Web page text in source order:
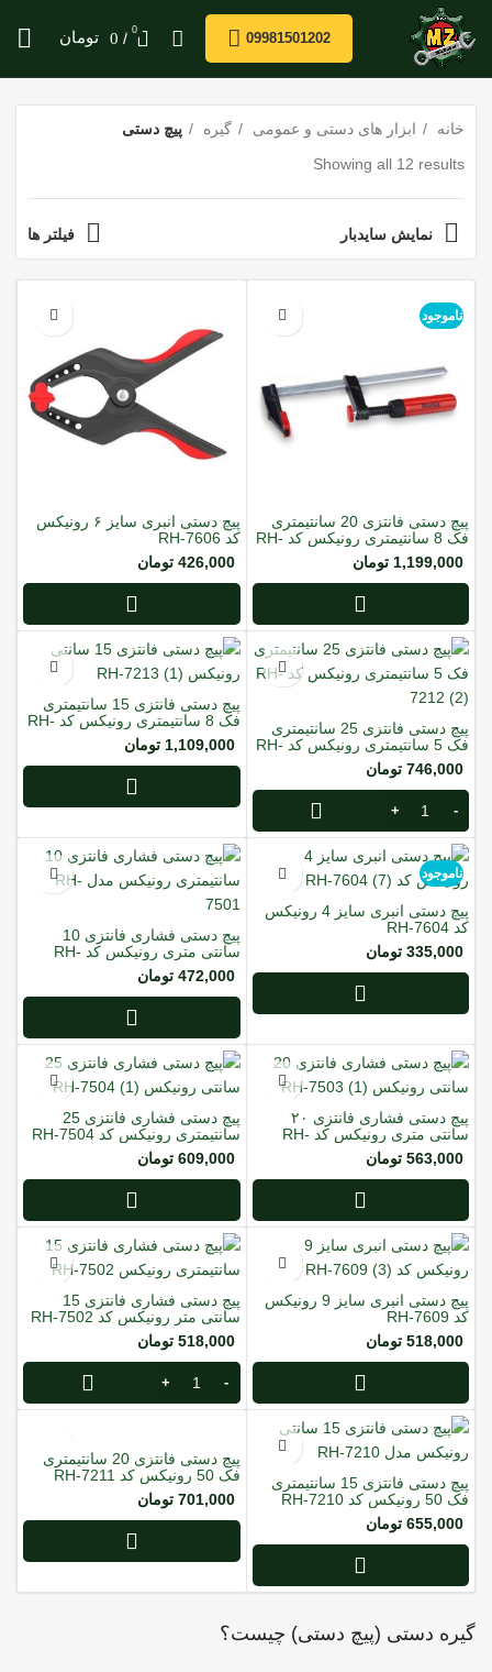
09981501202
0
/
0 تومان
خانه ابزار های دستی و عمومی گیره
پیچ دستی
Showing all 12 results
نمایش سایدبار فیلتر ها
ناموجود
پیچ دستی فانتزی 20 سانتیمتری
فک 8 سانتیمتری رونیکس کد RH-
7214
1,199,000 تومان
پیچ دستی انبری سایز ۶ رونیکس
کد RH-7606
426,000 تومان
پیچ دستی فانتزی 25 سانتیمتری
فک 5 سانتیمتری رونیکس کد RH-
7212
746,000 تومان
پیچ دستی فانتزی 15 سانتیمتری
فک 8 سانتیمتری رونیکس کد RH-
7213
1,109,000 تومان
ناموجود
پیچ دستی انبری سایز 4 رونیکس
کد RH-7604
335,000 تومان
پیچ دستی فشاری فانتزی 10
سانتی متری رونیکس کد RH-
7501
472,000 تومان
پیچ دستی فشاری فانتزی ۲۰
سانتی متری رونیکس کد RH-
7503
563,000 تومان
پیچ دستی فشاری فانتزی 25
سانتیمتری رونیکس کد RH-7504
609,000 تومان
پیچ دستی انبری سایز 9 رونیکس
کد RH-7609
518,000 تومان
پیچ دستی فشاری فانتزی 15
سانتی متر رونیکس کد RH-7502
518,000 تومان
پیچ دستی فانتزی 15 سانتیمتری
فک 50 رونیکس کد RH-7210
655,000 تومان
پیچ دستی فانتزی 20 سانتیمتری
فک 50 رونیکس کد RH-7211
701,000 تومان
گیره دستی (پیچ دستی) چیست؟